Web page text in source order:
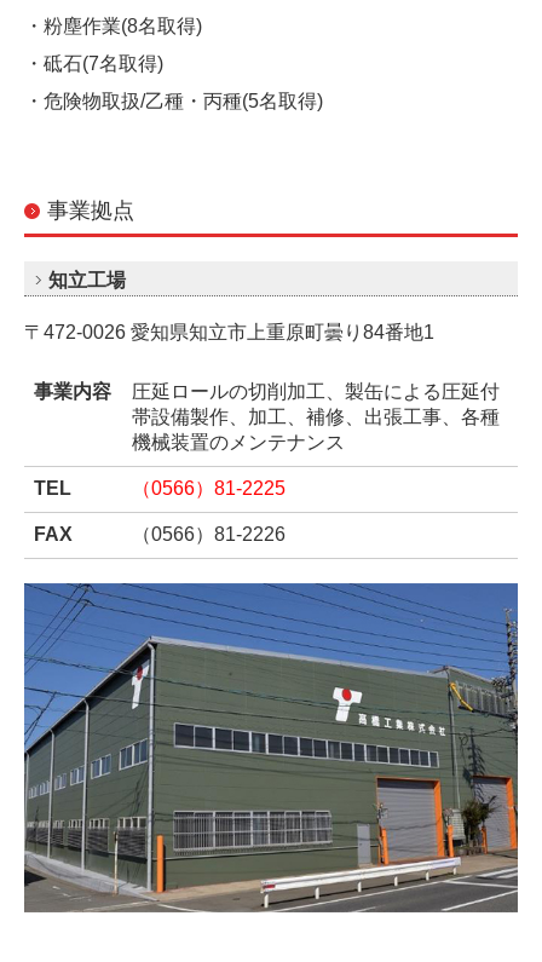
・粉塵作業(8名取得)
・砥石(7名取得)
・危険物取扱/乙種・丙種(5名取得)
事業拠点
知立工場
〒472-0026 愛知県知立市上重原町曇り84番地1
事業内容
圧延ロールの切削加工、製缶による圧延付
帯設備製作、加工、補修、出張工事、各種
機械装置のメンテナンス
TEL （0566）81-2225
FAX （0566）81-2226